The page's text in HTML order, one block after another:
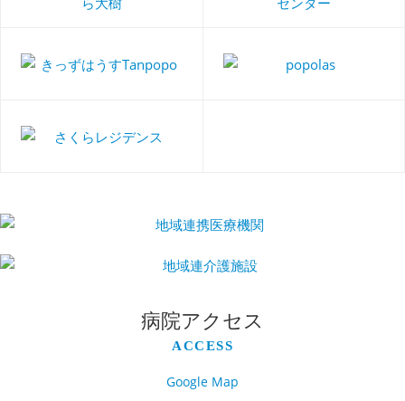
病院アクセス
ACCESS
Google Map